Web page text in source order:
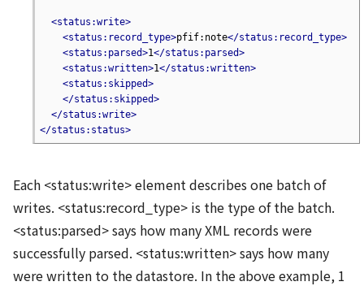
<status:write>
<status:record_type>pfif:note</status:record_type>
<status:parsed>1</status:parsed>
<status:written>1</status:written>
<status:skipped>
</status:skipped>
</status:write>
</status:status>
Each <status:write> element describes one batch of
writes. <status:record_type> is the type of the batch.
<status:parsed> says how many XML records were
successfully parsed. <status:written> says how many
were written to the datastore. In the above example, 1